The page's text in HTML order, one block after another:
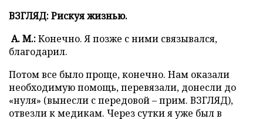
ВЗГЛЯД: Рискуя жизнью.
А. М.:Конечно. Я позже с ними связывался,
благодарил.
Потом все было проще, конечно. Нам оказали
необходимую помощь, перевязали, донесли до
«нуля» (вынесли с передовой – прим. ВЗГЛЯД),
отвезли к медикам. Через сутки я уже был в